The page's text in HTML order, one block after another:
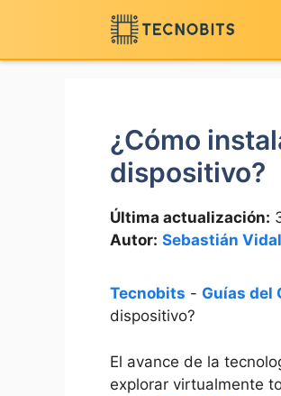
contenido
¿Cómo
dispositivo?
Última actualización:
Autor: Sebastián Vidal
Tecnobits - Guías del
dispositivo?
El avance de la
explorar virtualmente